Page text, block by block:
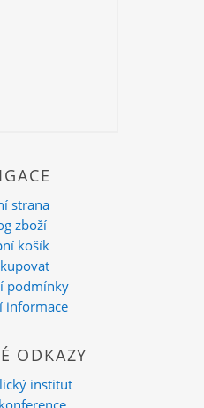
strana
zboží
košík
podmínky
informace
ODKAZY
institut